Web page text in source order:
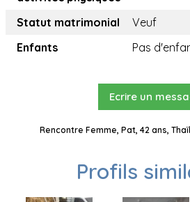
Statut matrimonial
Veuf
Enfants
Pas
Ecrire un
Rencontre Femme, Pat, 42 ans,
Profils